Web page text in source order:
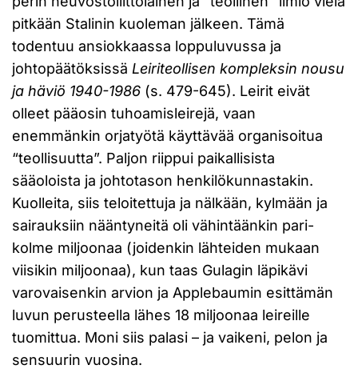
pitkään Stalinin kuoleman jälkeen. Tämä
todentuu ansiokkaassa loppuluvussa ja
johtopäätöksissä Leiriteollisen kompleksin nousu
ja häviö 1940-1986 (s. 479-645). Leirit eivät
olleet pääosin tuhoamisleirejä, vaan
enemmänkin orjatyötä käyttävää organisoitua
“teollisuutta”. Paljon riippui paikallisista
sääoloista ja johtotason henkilökunnastakin.
Kuolleita, siis teloitettuja ja nälkään, kylmään ja
sairauksiin nääntyneitä oli vähintäänkin pari-
kolme miljoonaa (joidenkin lähteiden mukaan
viisikin miljoonaa), kun taas Gulagin läpikävi
varovaisenkin arvion ja Applebaumin esittämän
luvun perusteella lähes 18 miljoonaa leireille
tuomittua. Moni siis palasi – ja vaikeni, pelon ja
sensuurin vuosina.